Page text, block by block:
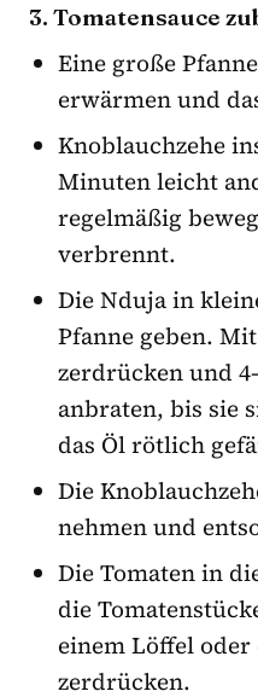
3. Tomatensauce
Eine große
erwärmen und
Knoblauchzehe
Minuten leicht
regelmäßig
verbrennt.
Die Nduja in
Pfanne geben.
zerdrücken und
anbraten, bis sie
das Öl rötlich
Die
nehmen und
Die Tomaten in
die
einem Löffel
zerdrücken.